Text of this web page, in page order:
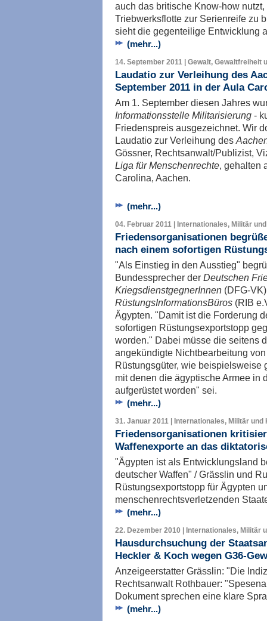
auch das britische Know-how
Triebwerksflotte zur Serienreife zu
sieht die gegenteilige Entwicklung
(mehr...)
14. September 2011 | Gewalt, Gewaltfreiheit
Laudatio zur Verleihung des
September 2011 in der Aula
Am 1. September diesen Jahres
Informationsstelle Militarisierung -
Friedenspreis ausgezeichnet. Wir
Laudatio zur Verleihung des
Gössner, Rechtsanwalt/Publizist,
Liga für Menschenrechte, gehalten
Carolina, Aachen.
(mehr...)
04. Februar 2011 | Internationales, Militär
Friedensorganisationen
nach einem sofortigen
"Als Einstieg in den Ausstieg"
Bundessprecher der Deutschen
KriegsdienstgegnerInnen (DFG-
RüstungsInformationsBüros (RIB
Ägypten. "Damit ist die Forderung
sofortigen Rüstungsexportstopp
worden." Dabei müsse die seitens
angekündigte Nichtbearbeitung
Rüstungsgüter, wie beispielsweise
mit denen die ägyptische Armee in
aufgerüstet worden" sei.
(mehr...)
31. Januar 2011 | Internationales, Militär und
Friedensorganisationen
Waffenexporte an das
"Ägypten ist als Entwicklungsland
deutscher Waffen" / Grässlin und
Rüstungsexportstopp für Ägypten
menschenrechtsverletzenden
(mehr...)
22. Dezember 2010 | Internationales, Militär
Hausdurchsuchung der
Heckler & Koch wegen G36-
Anzeigeerstatter Grässlin: "Die
Rechtsanwalt Rothbauer:
Dokument sprechen eine klare
(mehr...)